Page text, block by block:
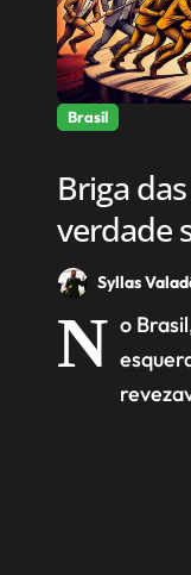
Brasil
Briga
verdade
Syllas
N o